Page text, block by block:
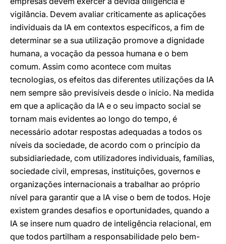
vigilância. Devem avaliar criticamente as aplicações
individuais da IA em contextos específicos, a fim de
determinar se a sua utilização promove a dignidade
humana, a vocação da pessoa humana e o bem
comum. Assim como acontece com muitas
tecnologias, os efeitos das diferentes utilizações da IA
nem sempre são previsíveis desde o início. Na medida
em que a aplicação da IA e o seu impacto social se
tornam mais evidentes ao longo do tempo, é
necessário adotar respostas adequadas a todos os
níveis da sociedade, de acordo com o princípio da
subsidiariedade, com utilizadores individuais, famílias,
sociedade civil, empresas, instituições, governos e
organizações internacionais a trabalhar ao próprio
nível para garantir que a IA vise o bem de todos. Hoje
existem grandes desafios e oportunidades, quando a
IA se insere num quadro de inteligência relacional, em
que todos partilham a responsabilidade pelo bem-